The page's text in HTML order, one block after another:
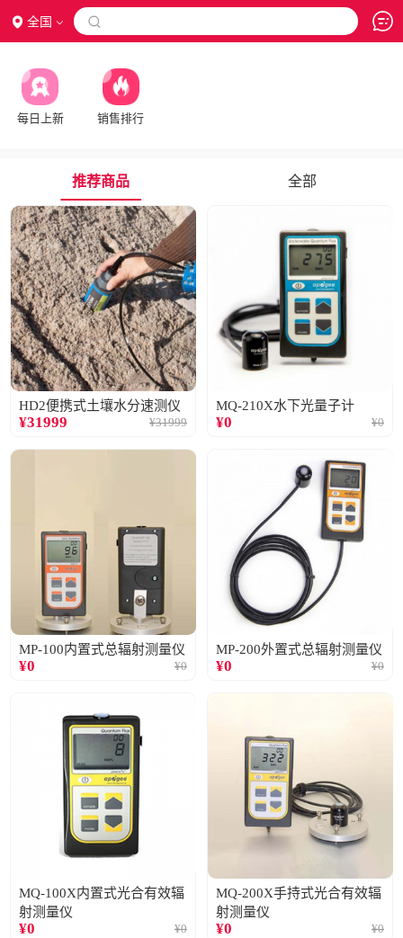
全国 
每日上新 销售排行
推荐商品 全部
HD2便携式土壤水分速测仪
¥31999 ¥31999
MQ-210X水下光量子计
¥0 ¥0
MP-100内置式总辐射测量仪
¥0 ¥0
MP-200外置式总辐射测量仪
¥0 ¥0
MQ-100X内置式光合有效辐
射测量仪
¥0 ¥0
MQ-200X手持式光合有效辐
射测量仪
¥0 ¥0